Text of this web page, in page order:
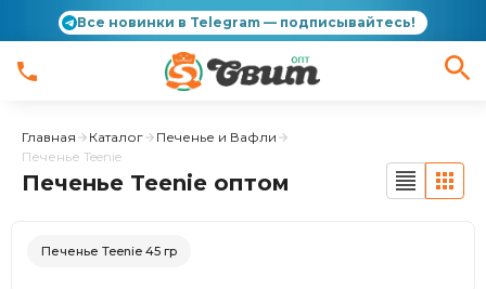
Все новинки в Telegram — подписывайтесь!
Главная Каталог
Печенье и Вафли
Печенье Teenie
Печенье Teenie оптом
Печенье Teenie 45 гр